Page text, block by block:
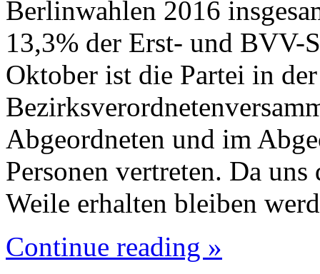
Berlinwahlen 2016
13,3% der Erst- und BVV-
Oktober ist die Partei in
Abgeordneten und im
Personen vertreten. Da
Weile erhalten bleiben
Continue reading »